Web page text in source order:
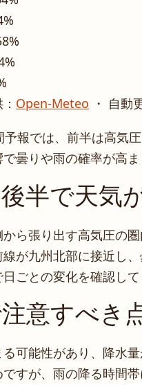
Open-Meteo ・ 自動
報では、前半は高気
曇りや雨の確率が高ま
半で天気
ら張り出す高気圧の
が九州北部に接近し
ごとの変化を確認して
意すべき
可能性があり、降水
すが、雨の降る時間帯